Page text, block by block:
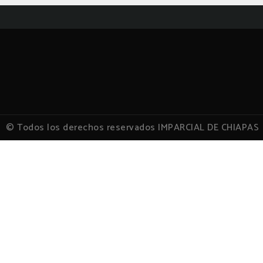
© Todos los derechos reservados IMPARCIAL DE CHIAPAS